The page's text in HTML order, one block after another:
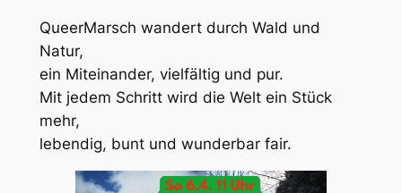
QueerMarsch wandert durch Wald und
Natur,
ein Miteinander, vielfältig und pur.
Mit jedem Schritt wird die Welt ein Stück
mehr,
lebendig, bunt und wunderbar fair.